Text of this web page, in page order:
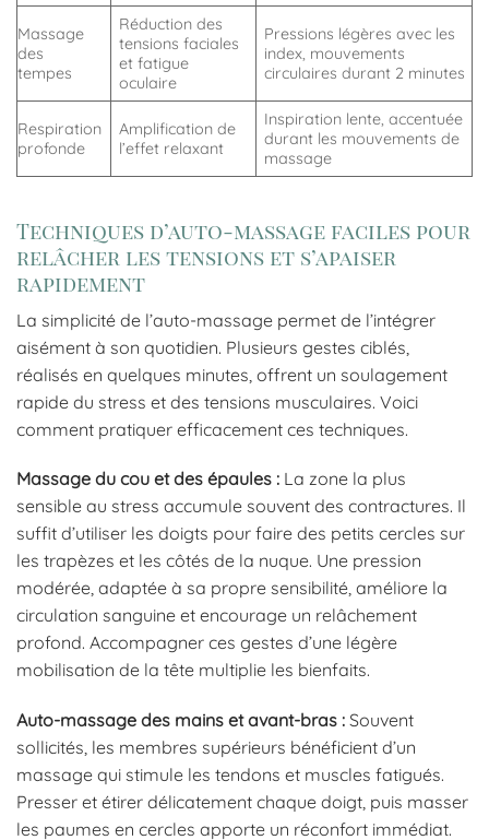
Massage
des
tempes
Réduction des
tensions faciales
et fatigue
oculaire
Pressions légères avec les
index, mouvements
circulaires durant 2 minutes
Respiration
profonde
Amplification de
l’effet relaxant
Inspiration lente, accentuée
durant les mouvements de
massage
Techniques d’auto-massage faciles pour
relâcher les tensions et s’apaiser
rapidement
La simplicité de l’auto-massage permet de l’intégrer
aisément à son quotidien. Plusieurs gestes ciblés,
réalisés en quelques minutes, offrent un soulagement
rapide du stress et des tensions musculaires. Voici
comment pratiquer efficacement ces techniques.
Massage du cou et des épaules : La zone la plus
sensible au stress accumule souvent des contractures. Il
suffit d’utiliser les doigts pour faire des petits cercles sur
les trapèzes et les côtés de la nuque. Une pression
modérée, adaptée à sa propre sensibilité, améliore la
circulation sanguine et encourage un relâchement
profond. Accompagner ces gestes d’une légère
mobilisation de la tête multiplie les bienfaits.
Auto-massage des mains et avant-bras : Souvent
sollicités, les membres supérieurs bénéficient d’un
massage qui stimule les tendons et muscles fatigués.
Presser et étirer délicatement chaque doigt, puis masser
les paumes en cercles apporte un réconfort immédiat.